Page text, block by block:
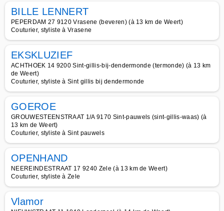
BILLE LENNERT
PEPERDAM 27 9120 Vrasene (beveren) (à 13 km de Weert)
Couturier, styliste à Vrasene
EKSKLUZIEF
ACHTHOEK 14 9200 Sint-gillis-bij-dendermonde (termonde) (à 13 km
de Weert)
Couturier, styliste à Sint gillis bij dendermonde
GOEROE
GROUWESTEENSTRAAT 1/A 9170 Sint-pauwels (sint-gillis-waas) (à
13 km de Weert)
Couturier, styliste à Sint pauwels
OPENHAND
NEEREINDESTRAAT 17 9240 Zele (à 13 km de Weert)
Couturier, styliste à Zele
Vlamor